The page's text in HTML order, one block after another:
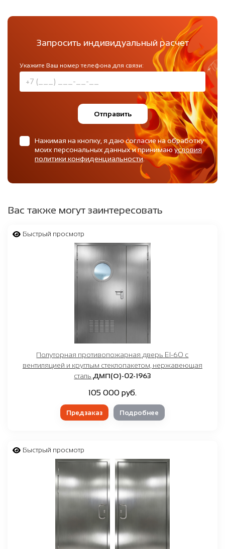
Запросить индивидуальный расчет
Укажите Ваш номер телефона для связи:
Отправить
Нажимая на кнопку, я даю согласие на обработку
моих персональных данных и принимаюусловия
политики конфиденциальности.
Вас также могут заинтересовать
Быстрый просмотр
Полуторная противопожарная дверь EI-60 с
вентиляцией и круглым стеклопакетом, нержавеющая
сталь ДМП(О)-02-1963
105 000 руб.
Предзаказ Подробнее
Быстрый просмотр